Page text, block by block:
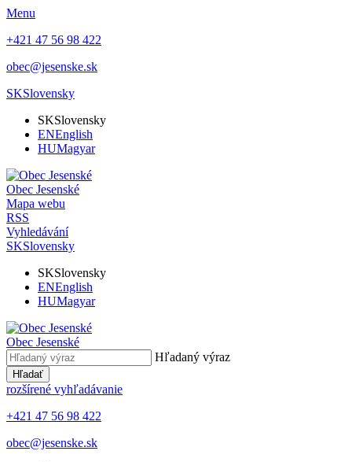
Menu
+421 47 56 98 422
obec@jesenske.sk
SKSlovensky
SKSlovensky
ENEnglish
HUMagyar
Obec Jesenské
Mapa webu
RSS
Vyhledávání
SKSlovensky
SKSlovensky
ENEnglish
HUMagyar
Obec Jesenské
Hľadaný výraz
Hľadať
rozšírené vyhľadávanie
+421 47 56 98 422
obec@jesenske.sk